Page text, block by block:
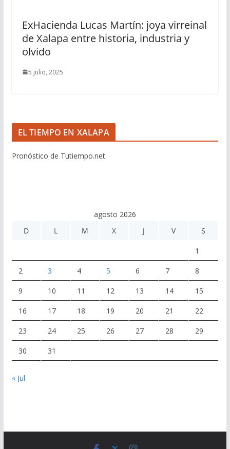
ExHacienda Lucas Martín: joya virreinal
de Xalapa entre historia, industria y
olvido
5 julio, 2025
EL TIEMPO EN XALAPA
Pronóstico de Tutiempo.net
agosto 2026
D
L M X J V S
1
2 3 4 5 6 7 8
9 10 11 12 13 14 15
16 17 18 19 20 21 22
23 24 25 26 27 28 29
30 31
« Jul